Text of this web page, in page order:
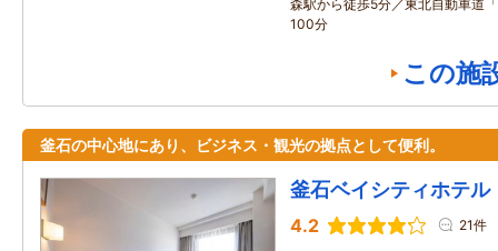
森駅から徒歩5分／東北自動車道
100分
この施
釜石の中心地にあり、ビジネス・観光の拠点として便利。
釜石ベイシティホテル
4.2 21件